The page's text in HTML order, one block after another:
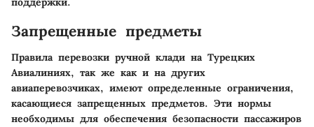
Запрещенные предметы
Правила перевозки ручной клади на Турецких
Авиалиниях, так же как и на других
авиаперевозчиках, имеют определенные ограничения,
касающиеся запрещенных предметов. Эти нормы
необходимы для обеспечения безопасности пассажиров